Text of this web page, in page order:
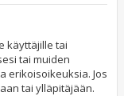
käyttäjille tai
tai muiden
erikoisoikeuksia. Jos
tai ylläpitäjään.